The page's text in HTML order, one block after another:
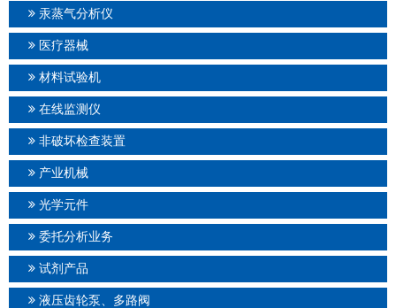
汞蒸气分析仪
医疗器械
材料试验机
在线监测仪
非破坏检查装置
产业机械
光学元件
委托分析业务
试剂产品
液压齿轮泵、多路阀